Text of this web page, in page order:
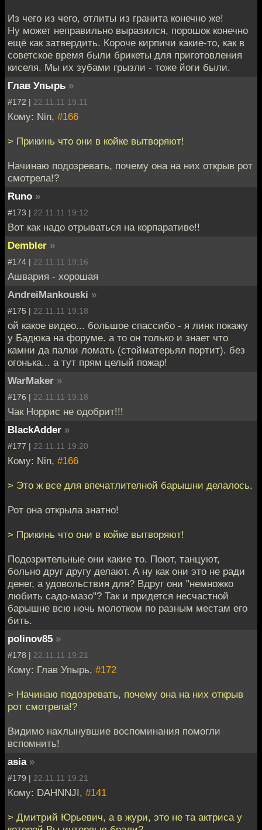
Из чего из чего, отлиты из гранита конечно же!
Ну может неправильно выразился, порошок конечно
ещё как затвердить. Короче кирпичи какие-то, как в
советское время были брикеты для приготовления
киселя. Мы их зубами грызли - тоже йоги были.
Глав Упырь »
#172 | 22.11.11 19:11
Кому: Nin, #166
> Прикинь что они в койке вытворяют!
Начинаю подозревать, почему она на них открыв рот
смотрела!?
Runo »
#173 | 22.11.11 19:12
Вот как надо отрываться на корпаративе!!
Dembler »
#174 | 22.11.11 19:16
Ашвария - хорошая
AndreiMankouski »
#175 | 22.11.11 19:18
ой какое видео... большое спассибо - я линк покажу
у Бадюка на форуме. а то он только и знает что
камни да палки ломать (стойматерьял портит). без
огонька... а тут прям целый пожар!
WarMaker »
#176 | 22.11.11 19:18
Чак Норрис не одобрит!!!
BlackAdder »
#177 | 22.11.11 19:20
Кому: Nin, #166
> Это ж все для впечатлителной барышни делалось.
Рот она открыла знатно!
> Прикинь что они в койке вытворяют!
Подозрительные они какие то. Поют, танцуют,
больно друг другу делают. А ну как они это не ради
денег, а удовольствия для? Вдруг они "немножко
любить садо-мазо"? Так и придется несчастной
барышне всю ночь молотком по разным местам его
бить.
polinov85 »
#178 | 22.11.11 19:21
Кому: Глав Упырь, #172
> Начинаю подозревать, почему она на них открыв
рот смотрела!?
Видимо нахлынувшие воспоминания помогли
вспомнить!
asia »
#179 | 22.11.11 19:21
Кому: DAHNNJI, #141
> Дмитрий Юрьевич, а в жури, это не та актриса у